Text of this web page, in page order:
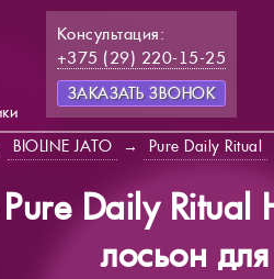
Консультация:
+375 (29) 220-15-25
ЗАКАЗАТЬ ЗВОНОК
BIOLINE JATO → Pure Daily Ritual
Pure Daily
лосьон